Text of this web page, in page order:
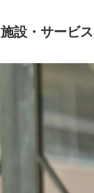
施設・サービ